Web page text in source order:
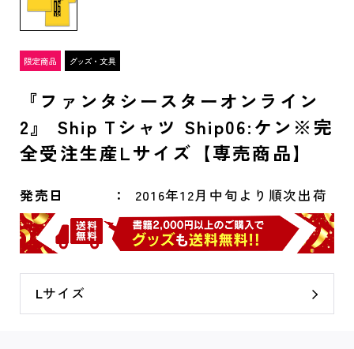
『ファンタシースターオンライン
2』 Ship Tシャツ Ship06:ケン※完
全受注生産Lサイズ【専売商品】
発売日 2016年12月中旬より順次出荷
Lサイズ